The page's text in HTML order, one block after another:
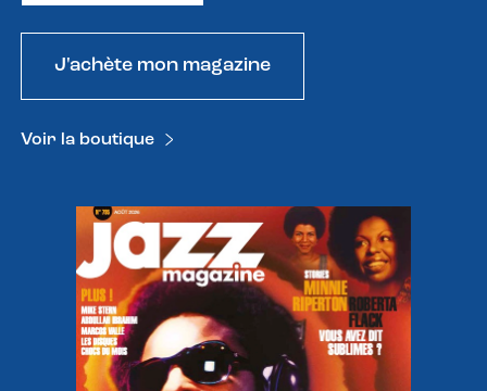
J'achète mon magazine
Voir la boutique